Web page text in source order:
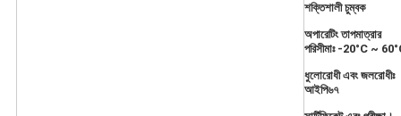
শক্তিশালী চুম্বক
অপারেটিং তাপমাত্রার
পরিসীমাঃ -20°C ~
ধুলোরোধী এবং জলরোধীঃ
আইপি৬৭